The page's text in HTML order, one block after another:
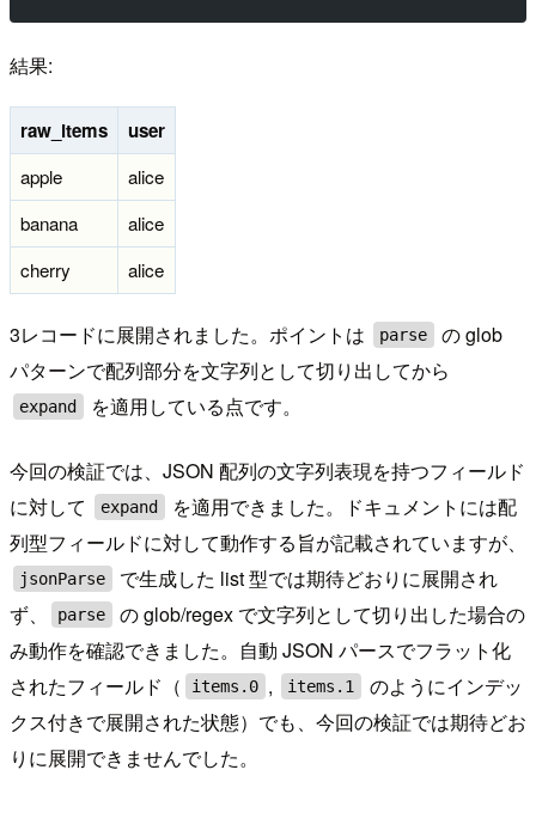
結果:
raw_items user
apple
alice
banana
alice
cherry
alice
3レコードに展開されました。ポイントは parse
の glob
パターンで配列部分を文字列として切り出してから
expand を適用している点です。
今回の検証では、JSON 配列の文字列表現を持つフィールド
に対して
expand
を適用できました。ドキュメントには配
列型フィールドに対して動作する旨が記載されていますが、
jsonParse
で生成した list 型では期待どおりに展開され
ず、
parse
の glob/regex で文字列として切り出した場合の
み動作を確認できました。自動 JSON パースでフラット化
されたフィールド（
items.0 , items.1
のようにインデッ
クス付きで展開された状態）でも、今回の検証では期待どお
りに展開できませんでした。